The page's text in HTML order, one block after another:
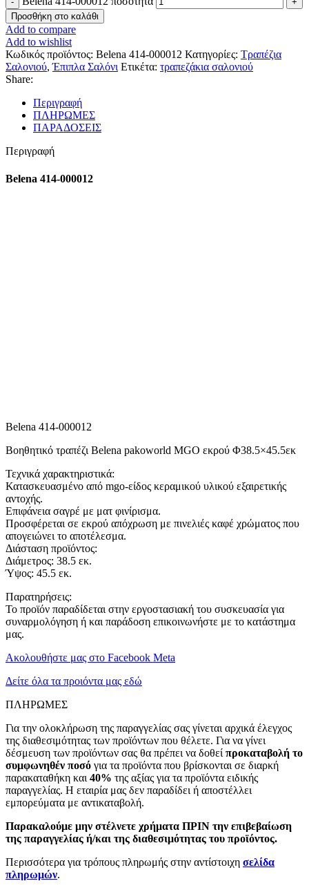
Προσθήκη στο καλάθι
Add to compare
Add to wishlist
Κωδικός προϊόντος: Belena 414-000012 Κατηγορίες: Τραπέζια
Σαλονιού, Έπιπλα Σαλόνι Ετικέτα: τραπεζάκια σαλονιού
Share:
Περιγραφή
ΠΛΗΡΩΜΕΣ
ΠΑΡΑΔΟΣΕΙΣ
Περιγραφή
Belena 414-000012
Belena 414-000012
Βοηθητικό τραπέζι Belena pakoworld MGO εκρού Φ38.5×45.5εκ
Τεχνικά χαρακτηριστικά:
Κατασκευασμένο από mgo-είδος κεραμικού υλικού εξαιρετικής
αντοχής.
Επιφάνεια σαγρέ με ματ φινίρισμα.
Προσφέρεται σε εκρού απόχρωση με πινελιές καφέ χρώματος που
απογειώνει το αποτέλεσμα.
Διάσταση προϊόντος:
Διάμετρος: 38.5 εκ.
Ύψος: 45.5 εκ.
Παρατηρήσεις:
Το προϊόν παραδίδεται στην εργοστασιακή του συσκευασία για
συναρμολόγηση ή και παράδοση επικοινωνήστε με το κατάστημα
μας.
Ακολουθήστε μας στο Facebook Meta
Δείτε όλα τα προιόντα μας εδώ
ΠΛΗΡΩΜΕΣ
Για την ολοκλήρωση της παραγγελίας σας γίνεται αρχικά έλεγχος
της διαθεσιμότητας των προϊόντων που θέλετε. Για να γίνει
δέσμευση των προϊόντων σας θα πρέπει να δοθεί προκαταβολή το
συμφωνηθέν ποσό για τα προϊόντα που βρίσκονται σε διαρκή
παρακαταθήκη και 40% της αξίας για τα προϊόντα ειδικής
παραγγελίας. Η εταιρία μας δεν παραδίδει ή αποστέλλει
εμπορεύματα με αντικαταβολή.
Παρακαλούμε μην στέλνετε χρήματα ΠΡΙΝ την επιβεβαίωση
της παραγγελίας ή/και της διαθεσιμότητας του προϊόντος.
Περισσότερα για τρόπους πληρωμής στην αντίστοιχη σελίδα
πληρωμών.